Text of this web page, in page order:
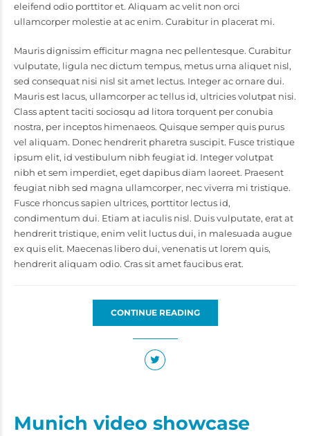
eleifend odio porttitor et. Aliquam ac velit non orci
ullamcorper molestie at ac enim. Curabitur in placerat mi.
Mauris dignissim efficitur magna nec pellentesque. Curabitur
vulputate, ligula nec dictum tempus, metus urna aliquet nisl,
sed consequat nisi nisl sit amet lectus. Integer ac ornare dui.
Mauris est lacus, ullamcorper ac tellus id, ultricies volutpat nisi.
Class aptent taciti sociosqu ad litora torquent per conubia
nostra, per inceptos himenaeos. Quisque semper quis purus
vel aliquam. Donec hendrerit pharetra suscipit. Fusce tristique
ipsum elit, id vestibulum nibh feugiat id. Integer volutpat
nibh et sem imperdiet, eget dapibus diam laoreet. Praesent
feugiat nibh sed magna ullamcorper, nec viverra mi tristique.
Fusce rhoncus sapien ultrices, porttitor lectus id,
condimentum dui. Etiam at iaculis nisl. Duis vulputate, erat at
hendrerit tristique, enim velit luctus dui, in malesuada augue
ex quis elit. Maecenas libero dui, venenatis ut lorem quis,
hendrerit aliquam odio. Cras sit amet faucibus erat.
CONTINUE READING
Munich video showcase